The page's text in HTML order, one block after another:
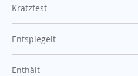
Kratzfest
Entspiegelt
Enthält